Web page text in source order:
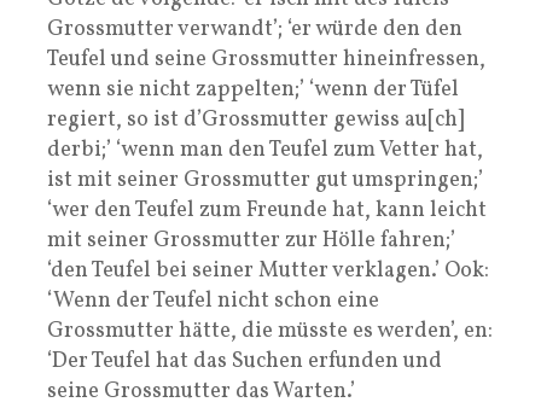
Grossmutter verwandt’; ‘er würde den den
Teufel und seine Grossmutter hineinfressen,
wenn sie nicht zappelten;’ ‘wenn der Tüfel
regiert, so ist d’Grossmutter gewiss au[ch]
derbi;’ ‘wenn man den Teufel zum Vetter hat,
ist mit seiner Grossmutter gut umspringen;’
‘wer den Teufel zum Freunde hat, kann leicht
mit seiner Grossmutter zur Hölle fahren;’
‘den Teufel bei seiner Mutter verklagen.’ Ook:
‘Wenn der Teufel nicht schon eine
Grossmutter hätte, die müsste es werden’, en:
‘Der Teufel hat das Suchen erfunden und
seine Grossmutter das Warten.’